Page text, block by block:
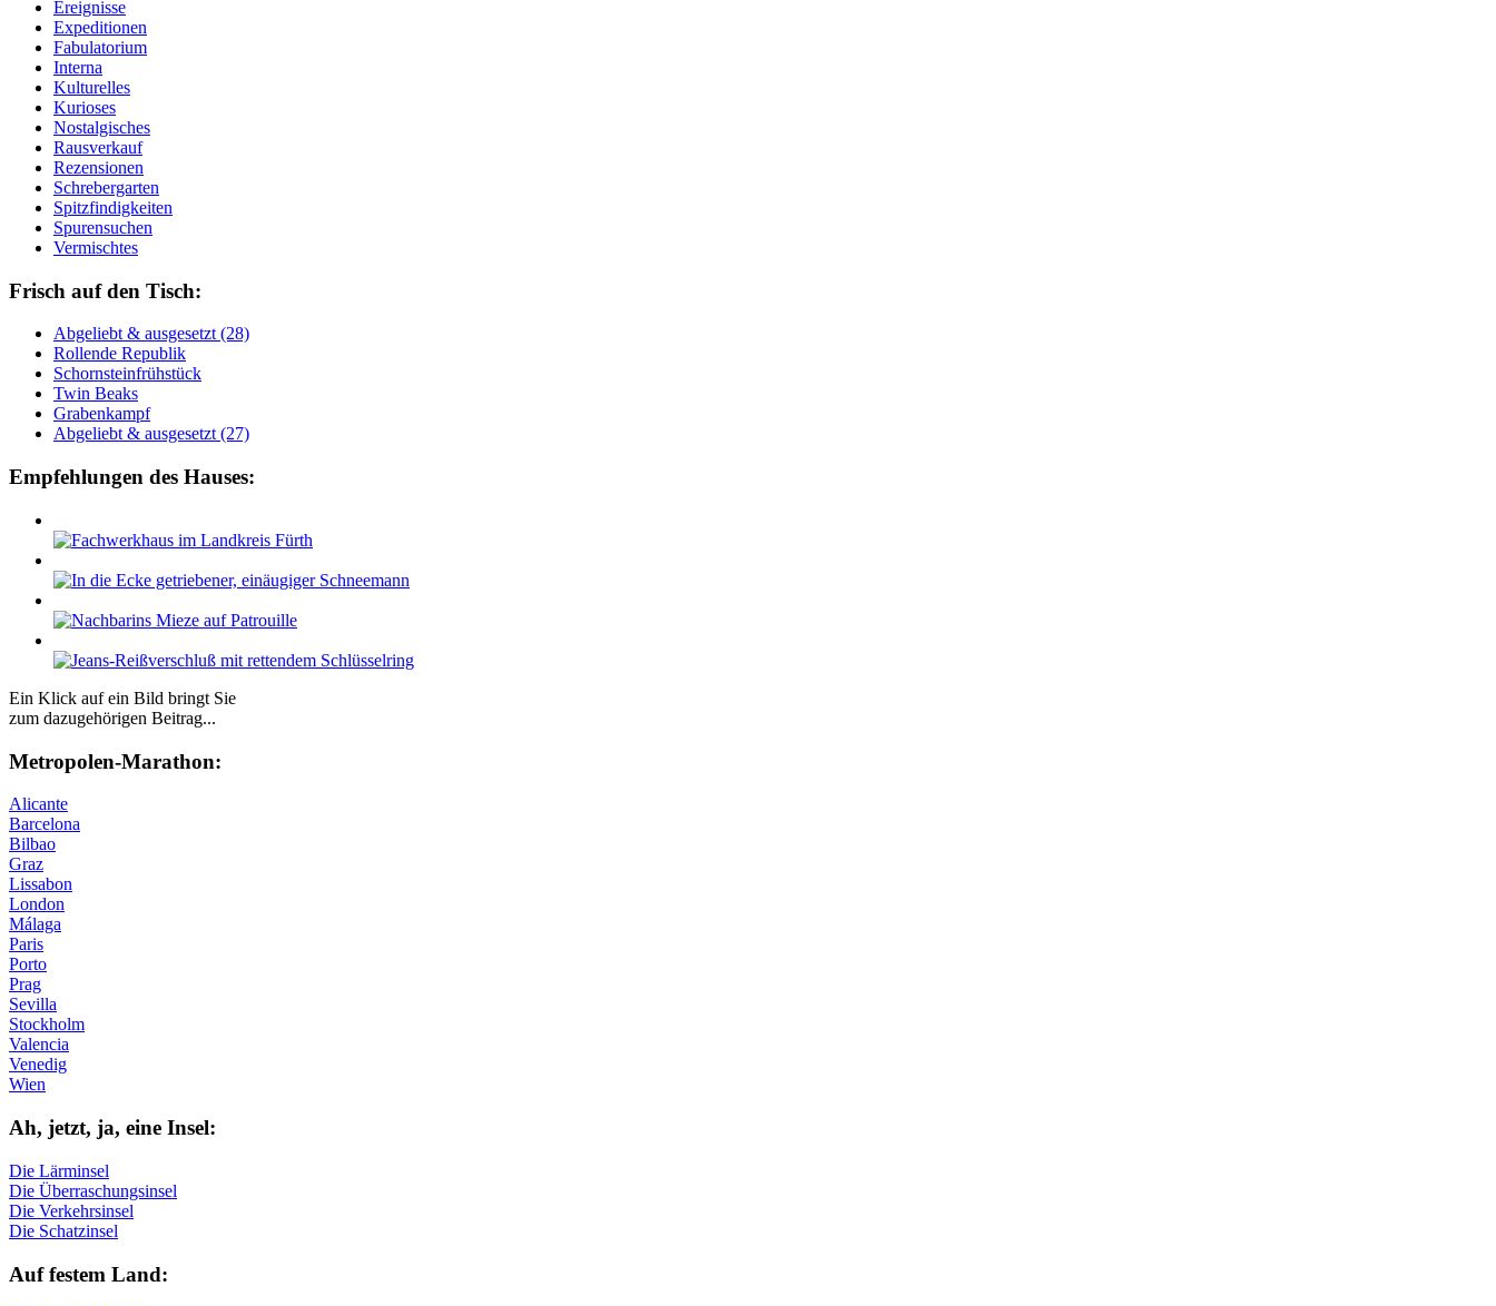
Ereignisse
Expeditionen
Fabulatorium
Interna
Kulturelles
Kurioses
Nostalgisches
Rausverkauf
Rezensionen
Schrebergarten
Spitzfindigkeiten
Spurensuchen
Vermischtes
Frisch auf den Tisch:
Ab­ge­liebt & aus­ge­setzt (28)
Rol­len­de Re­pu­blik
Schorn­stein­früh­stück
Twin Beaks
Gra­ben­kampf
Ab­ge­liebt & aus­ge­setzt (27)
Empfehlungen des Hauses:
Ein Klick auf ein Bild bringt Sie
zum dazugehörigen Beitrag...
Me­tro­po­len-Ma­ra­thon:
Alicante
Barcelona
Bilbao
Graz
Lissabon
London
Málaga
Paris
Porto
Prag
Sevilla
Stockholm
Valencia
Venedig
Wien
Ah, jetzt, ja, ei­ne In­sel:
Die Lärminsel
Die Überraschungsinsel
Die Verkehrsinsel
Die Schatzinsel
Auf fe­stem Land: